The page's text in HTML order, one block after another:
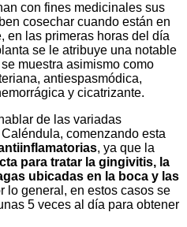
con fines medicinales sus
cosechar cuando están en
en las primeras horas del día
se le atribuye una notable
se muestra asimismo como
antiespasmódica,
y cicatrizante.
de las variadas
comenzando esta
, ya que la
para tratar la gingivitis, la
ubicadas en la boca y las
lo general, en estos casos se
5 veces al día para obtener